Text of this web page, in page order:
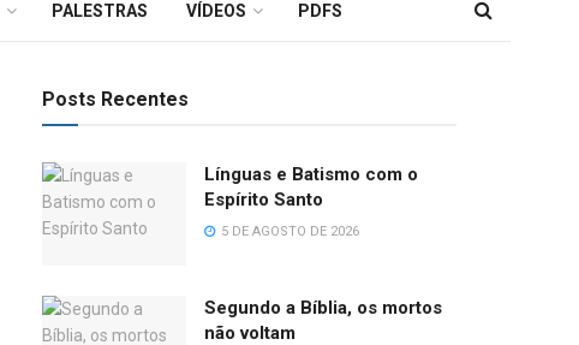
PALESTRAS VÍDEOS PDFS
Posts Recentes
Línguas e Batismo com o
Espírito Santo
5 DE AGOSTO DE 2026
Segundo a Bíblia, os mortos
não voltam